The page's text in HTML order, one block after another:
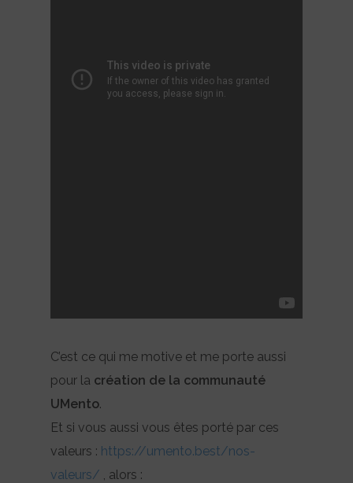
C’est ce qui me motive et me porte aussi
pour la création de la communauté
UMento.
Et si vous aussi vous êtes porté par ces
valeurs : https://umento.best/nos-
valeurs/ , alors :